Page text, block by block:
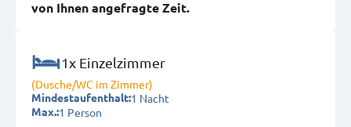
von Ihnen angefragte Zeit.
1x Einzelzimmer
(Dusche/WC im Zimmer)
Mindestaufenthalt:1 Nacht
Max.:1 Person